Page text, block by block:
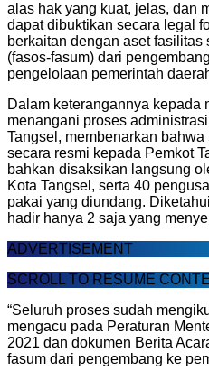
alas hak yang kuat, jelas, dan
dapat dibuktikan secara legal
berkaitan dengan aset
(fasos-fasum) dari
pengelolaan pemerintah
Dalam keterangannya kepada
menangani proses
Tangsel, membenarkan
secara resmi kepada Pemkot
bahkan disaksikan langsung
Kota Tangsel, serta 40
pakai yang diundang.
hadir hanya 2 saja yang
ADVERTISEMENT
SCROLL TO RESUME
“Seluruh proses sudah
mengacu pada Peraturan
2021 dan dokumen Berita
fasum dari pengembang ke